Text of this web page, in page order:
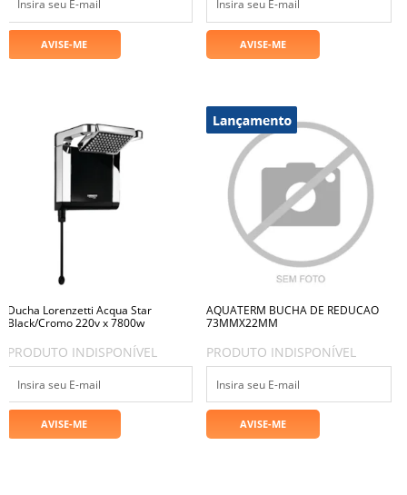
Ducha Lorenzetti Acqua Star
Black/Cromo 220v x 7800w
PRODUTO INDISPONÍVEL
AQUATERM BUCHA DE REDUCAO
73MMX22MM
PRODUTO INDISPONÍVEL